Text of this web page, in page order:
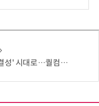
…퀄컴 영역 확장 본격화